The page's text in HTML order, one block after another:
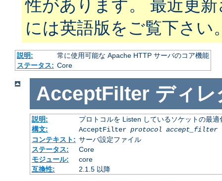
性があります。 最近更
には英語版をご覧下さい
説明:
常に使用可能な Apache HTTP サーバのコア機能
ステータス: Core
AcceptFilter ディレ
説明:
プロトコルを Listen しているソケットの最適
構文:
AcceptFilter protocol accept_filter
コンテキスト: サーバ設定ファイル
ステータス:
Core
モジュール:
core
互換性:
2.1.5 以降